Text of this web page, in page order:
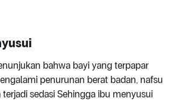
bahwa bayi yang terpapar
penurunan berat badan, nafsu
sedasi Sehingga ibu menyusui